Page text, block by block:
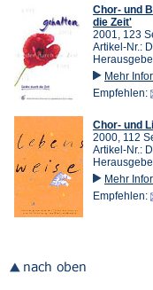
Chor- und
die Zeit'
2001, 123
Artikel-Nr.:
Mehr
Empfehlen:
Chor- und
2000, 112
Artikel-Nr.:
Mehr
Empfehlen: